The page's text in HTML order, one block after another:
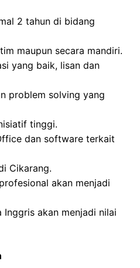
2 tahun di bidang
maupun secara mandiri.
yang baik, lisan dan
problem solving yang
tinggi.
dan software terkait
Cikarang.
akan menjadi
Inggris akan menjadi nilai